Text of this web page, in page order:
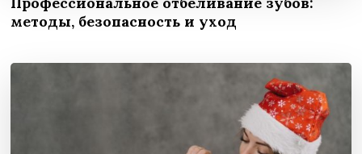
методы, безопасность и уход